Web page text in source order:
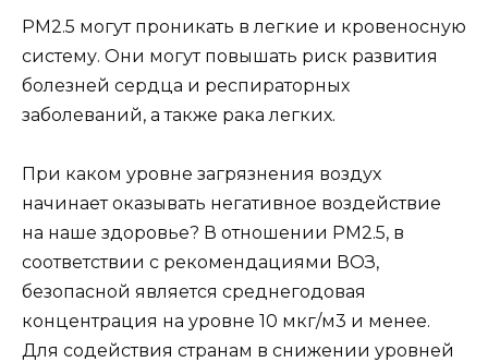
PM2.5 могут проникать в легкие и кровеносную
систему. Они могут повышать риск развития
болезней сердца и респираторных
заболеваний, а также рака легких.
При каком уровне загрязнения воздух
начинает оказывать негативное воздействие
на наше здоровье? В отношении PM2.5, в
соответствии с рекомендациями ВОЗ,
безопасной является среднегодовая
концентрация на уровне 10 мкг/м3 и менее.
Для содействия странам в снижении уровней